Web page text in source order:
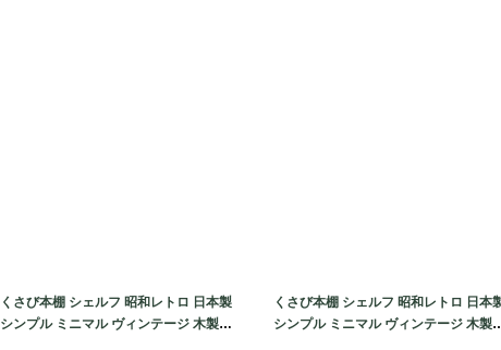
くさび本棚 シェルフ 昭和レトロ 日本製
シンプル ミニマル ヴィンテージ 木製家
くさび本棚 シェルフ 昭和レトロ 日本
シンプル ミニマル ヴィンテージ 木製